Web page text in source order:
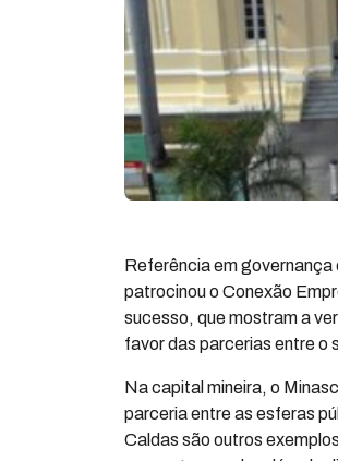
Referência em governança
patrocinou o Conexão
sucesso, que mostram a
favor das parcerias entre o
Na capital mineira, o
parceria entre as esferas
Caldas são outros